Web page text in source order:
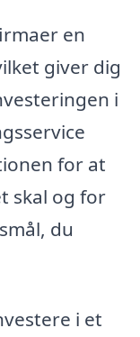
en
giver dig
i
for at
skal og for
du
i et